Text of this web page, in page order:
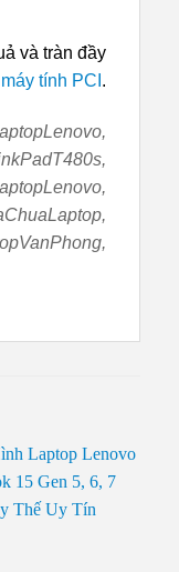
và tràn đầy
tính PCI .